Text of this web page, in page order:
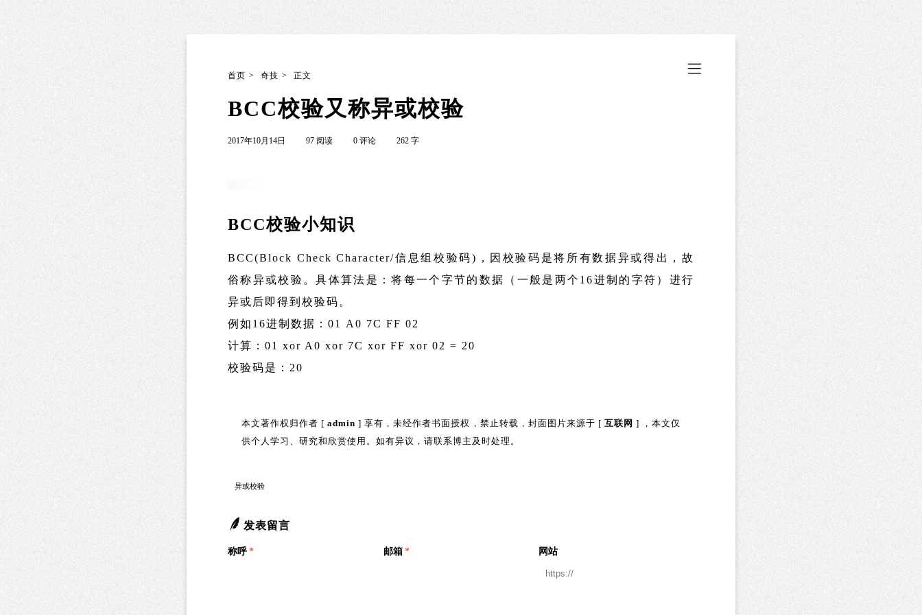
首页 > 奇技 > 正文
BCC校验又称异或校验
2017年10月14日 97 阅读 0 评论 262 字
BCC校验小知识
BCC(Block Check Character/信息组校验码)，因校验码是将所有数据异或得出，故
俗称异或校验。具体算法是：将每一个字节的数据（一般是两个16进制的字符）进行
异或后即得到校验码。
例如16进制数据：01 A0 7C FF 02
计算：01 xor A0 xor 7C xor FF xor 02 = 20
校验码是：20
本文著作权归作者 [admin ] 享有，未经作者书面授权，禁止转载，封面图片来源于 [ 互联网 ] ，本文仅
供个人学习、研究和欣赏使用。如有异议，请联系博主及时处理。
异或校验
发表留言
称呼 * 邮箱 * 网站